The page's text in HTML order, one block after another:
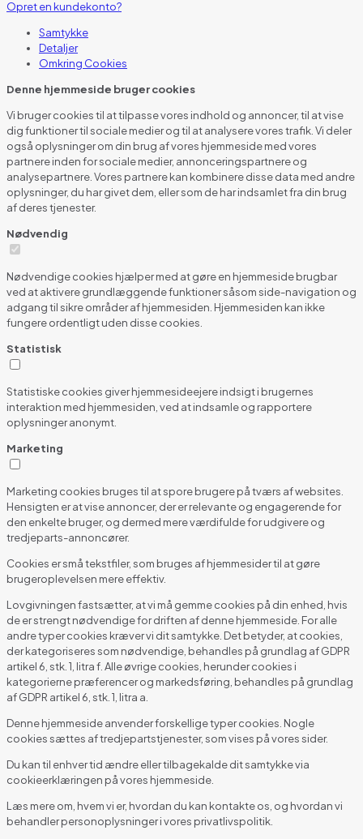
Opret en kundekonto?
Samtykke
Detaljer
Omkring Cookies
Denne hjemmeside bruger cookies
Vi bruger cookies til at tilpasse vores indhold og annoncer, til at vise
dig funktioner til sociale medier og til at analysere vores trafik. Vi deler
også oplysninger om din brug af vores hjemmeside med vores
partnere inden for sociale medier, annonceringspartnere og
analysepartnere. Vores partnere kan kombinere disse data med andre
oplysninger, du har givet dem, eller som de har indsamlet fra din brug
af deres tjenester.
Nødvendig
Nødvendige cookies hjælper med at gøre en hjemmeside brugbar
ved at aktivere grundlæggende funktioner såsom side-navigation og
adgang til sikre områder af hjemmesiden. Hjemmesiden kan ikke
fungere ordentligt uden disse cookies.
Statistisk
Statistiske cookies giver hjemmesideejere indsigt i brugernes
interaktion med hjemmesiden, ved at indsamle og rapportere
oplysninger anonymt.
Marketing
Marketing cookies bruges til at spore brugere på tværs af websites.
Hensigten er at vise annoncer, der er relevante og engagerende for
den enkelte bruger, og dermed mere værdifulde for udgivere og
tredjeparts-annoncører.
Cookies er små tekstfiler, som bruges af hjemmesider til at gøre
brugeroplevelsen mere effektiv.
Lovgivningen fastsætter, at vi må gemme cookies på din enhed, hvis
de er strengt nødvendige for driften af denne hjemmeside. For alle
andre typer cookies kræver vi dit samtykke. Det betyder, at cookies,
der kategoriseres som nødvendige, behandles på grundlag af GDPR
artikel 6, stk. 1, litra f. Alle øvrige cookies, herunder cookies i
kategorierne præferencer og markedsføring, behandles på grundlag
af GDPR artikel 6, stk. 1, litra a.
Denne hjemmeside anvender forskellige typer cookies. Nogle
cookies sættes af tredjepartstjenester, som vises på vores sider.
Du kan til enhver tid ændre eller tilbagekalde dit samtykke via
cookieerklæringen på vores hjemmeside.
Læs mere om, hvem vi er, hvordan du kan kontakte os, og hvordan vi
behandler personoplysninger i vores privatlivspolitik.